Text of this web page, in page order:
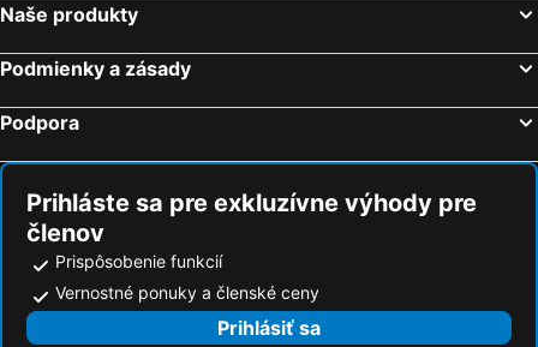
Naše produkty
Podmienky a zásady
Podpora
Prihláste sa pre exkluzívne výhody pre
členov
Prispôsobenie funkcií
Vernostné ponuky a členské ceny
Prihlásiť sa